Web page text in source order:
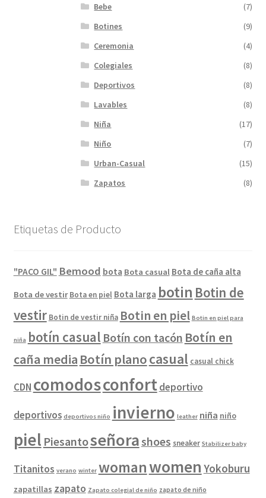
Bebe
(7)
Botines
(9)
Ceremonia
(4)
Colegiales
(8)
Deportivos
(8)
Lavables
(8)
Niña
(17)
Niño
(7)
Urban-Casual
(15)
Zapatos
(8)
Etiquetas de Producto
"PACO GIL" Bemood bota Bota casual Bota de caña alta
Bota de vestir Bota en piel Bota larga botin Botin de
vestir Botin de vestir niña Botin en piel Botin en piel para
niña botín casual Botín con tacón Botín en
caña media Botín planocasual casual chick
CDN comodosconfortdeportivo
deportivos deportivos niño invierno leather niña niño
piel Piesantoseñorashoes sneaker Stabilizer baby
Titanitos verano winter womanwomen Yokoburu
zapatillas zapato Zapato colegial de niño zapato de niño